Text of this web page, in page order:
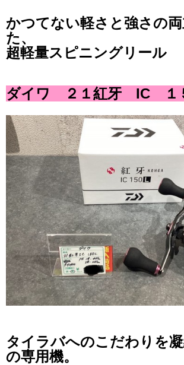
かつてない軽さと強さの
た、
超軽量スピニングリール
ダイワ ２１紅牙 IC １
タイラバへのこだわりを
の専用機。